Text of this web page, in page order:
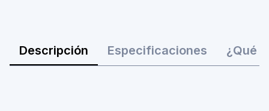
Descripción Especificaciones ¿Qué